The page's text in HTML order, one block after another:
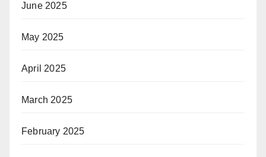
June 2025
May 2025
April 2025
March 2025
February 2025